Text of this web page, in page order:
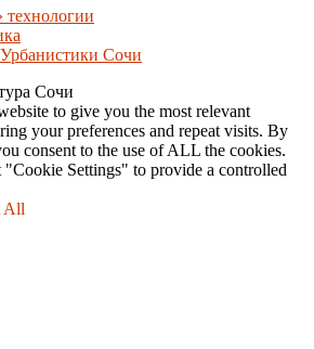
технологии
Сочи
Сочи
to give you the most relevant
your preferences and repeat visits. By
consent to the use of ALL the cookies.
Settings" to provide a controlled
All